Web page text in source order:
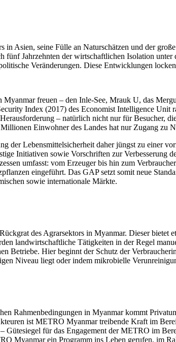
in Asien, seine Fülle an Naturschätzen und der
fünf Jahrzehnten der wirtschaftlichen Isolation
Veränderungen. Diese Entwicklungen
Myanmar freuen – den Inle-See, Mrauk U, das
Index (2017) des Economist Intelligence
– natürlich nicht nur für
Einwohner des Landes hat nur Zugang zu
der Lebensmittelsicherheit daher jüngst zu einer
Initiativen sowie Vorschriften zur Verbesserung
umfasst: vom Erzeuger bis hin zum
eingeführt. Das GAP setzt somit neue
sowie internationale Märkte.
des Agrarsektors in Myanmar. Dieser
landwirtschaftliche Tätigkeiten in der Regel
Betriebe. Hier beginnt der Schutz der
Niveau liegt oder indem mikrobielle
Rahmenbedingungen in Myanmar kommt
ist METRO Myanmar treibende Kraft im
Gütesiegel für das Engagement der METRO im
Myanmar ein Programm ins Leben gerufen, im